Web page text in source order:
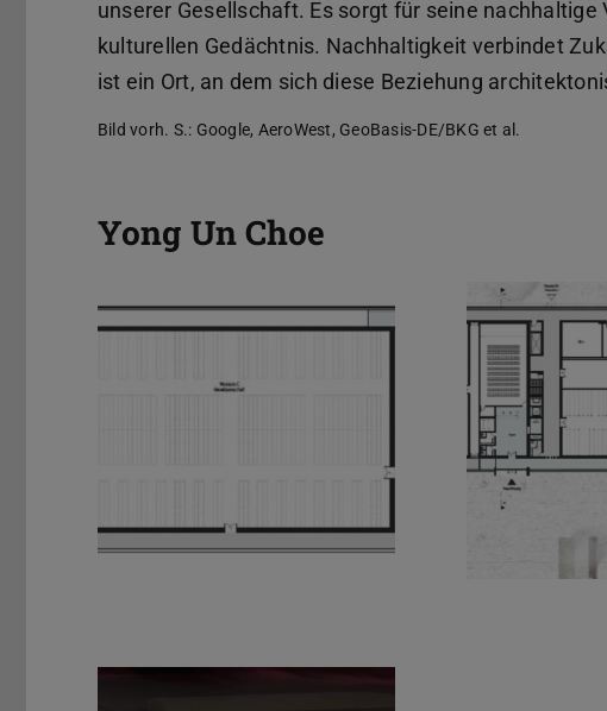
unserer Gesellschaft. Es sorgt für seine
kulturellen Gedächtnis. Nachhaltigkeit verbindet
ist ein Ort, an dem sich diese Beziehung
Bild vorh. S.: Google, AeroWest, GeoBasis-DE/BKG et al.
Yong Un Choe